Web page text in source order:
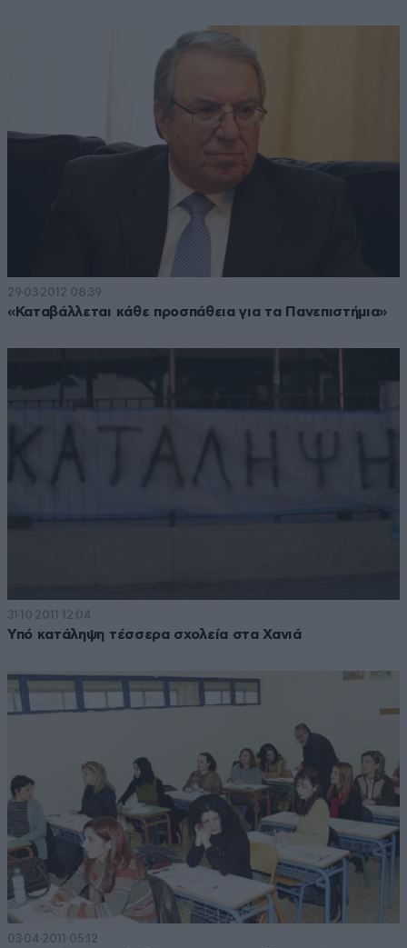
29·03·2012 08:39
«Καταβάλλεται κάθε προσπάθεια για τα Πανεπιστήμια»
31·10·2011 12:04
Υπό κατάληψη τέσσερα σχολεία στα Χανιά
03·04·2011 05:12